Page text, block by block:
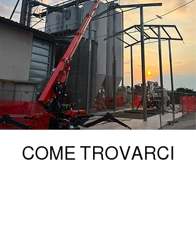
COME TROVARCI